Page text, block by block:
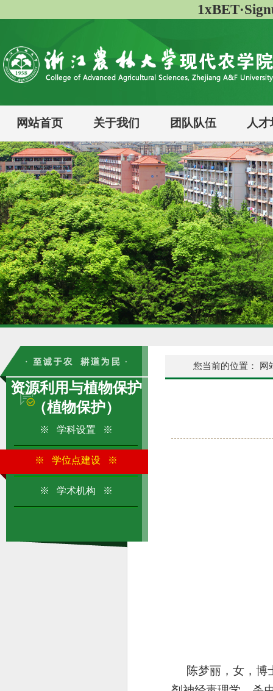
网站首页 关于我们 团队队伍 人
资源利用与植物保护
（植物保护）
※ 学科设置 ※
※ 学位点建设 ※
※ 学术机构 ※
您当前的位置： 网
陈梦丽，女，博